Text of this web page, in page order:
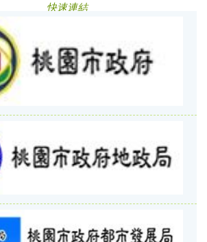
快速連結